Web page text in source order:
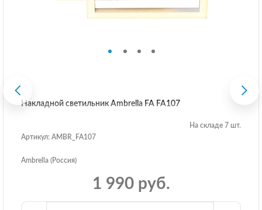
Накладной светильник Ambrella FA FA107
На складе 7 шт.
Артикул: AMBR_FA107
Ambrella (Россия)
1 990 руб.